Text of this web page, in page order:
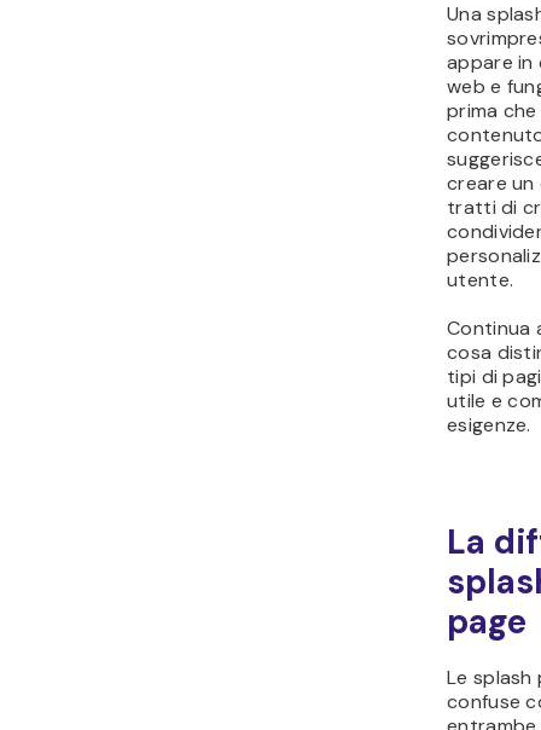
Una
appare in
web e
prima
creare
tratti di
utente.
Continua
cosa
tipi di
utile e
esigenze.
La
page
Le splash
confuse